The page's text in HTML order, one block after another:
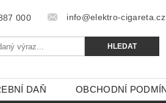
000 info@elektro-cigareta.cz
DAŇ OBCHODNÍ